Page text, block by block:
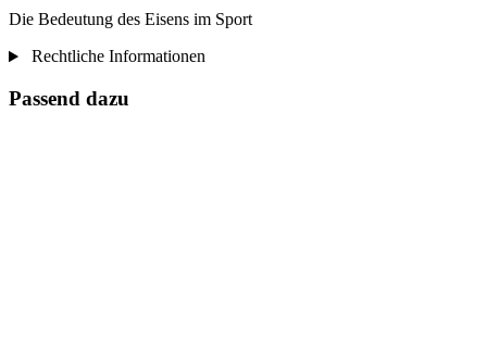
Die Bedeutung des Eisens im Sport
Rechtliche Informationen
Passend dazu